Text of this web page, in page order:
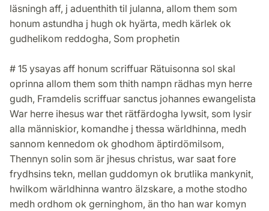
läsningh aff, j aduenthith til julanna, allom them som
honum astundha j hugh ok hyärta, medh kärlek ok
gudhelikom reddogha, Som prophetin
# 15 ysayas aff honum scriffuar Rätuisonna sol skal
oprinna allom them som thith nampn rädhas myn herre
gudh, Framdelis scriffuar sanctus johannes ewangelista
War herre ihesus war thet rätfärdogha lywsit, som lysir
alla människior, komandhe j thessa wärldhinna, medh
sannom kennedom ok ghodhom äptirdömilsom,
Thennyn solin som är jhesus christus, war saat fore
frydhsins tekn, mellan guddomyn ok brutlika mankynit,
hwilkom wärldhinna wantro älzskare, a mothe stodho
medh ordhom ok gerninghom, än tho han war komyn